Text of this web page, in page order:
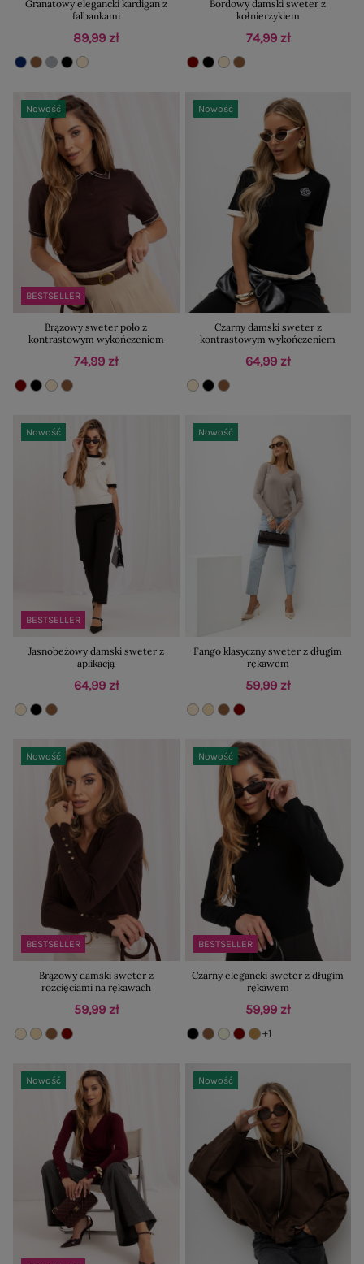
Granatowy elegancki kardigan z
falbankami
89,99 zł
Bordowy damski sweter z
kołnierzykiem
74,99 zł
BESTSELLER
Nowość
Brązowy sweter polo z
kontrastowym wykończeniem
74,99 zł
Nowość
Czarny damski sweter z
kontrastowym wykończeniem
64,99 zł
BESTSELLER
Nowość
Jasnobeżowy damski sweter z
aplikacją
64,99 zł
Nowość
Fango klasyczny sweter z długim
rękawem
59,99 zł
BESTSELLER
Nowość
Brązowy damski sweter z
rozcięciami na rękawach
59,99 zł
BESTSELLER
Nowość
Czarny elegancki sweter z długim
rękawem
59,99 zł
+1
Nowość Nowość